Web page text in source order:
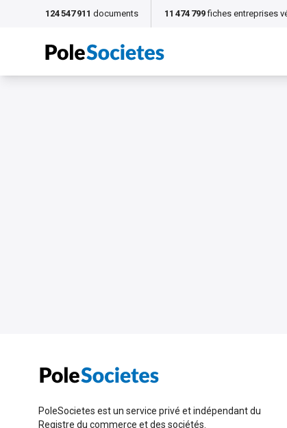
124 547 911 documents 11 474 799 fiches entreprises
PoleSocietes est un service privé et indépendant du
Registre du commerce et des sociétés.